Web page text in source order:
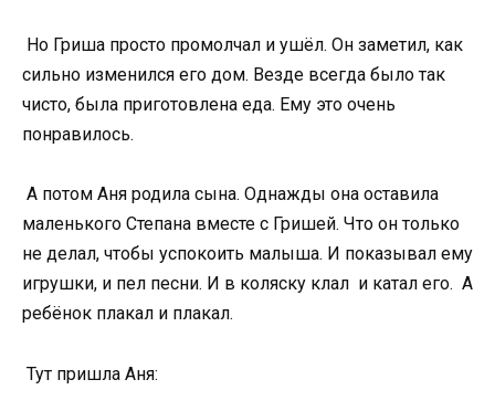
Но Гриша просто промолчал и ушёл. Он заметил, как
сильно изменился его дом. Везде всегда было так
чисто, была приготовлена еда. Ему это очень
понравилось.
А потом Аня родила сына. Однажды она оставила
маленького Степана вместе с Гришей. Что он только
не делал, чтобы успокоить малыша. И показывал ему
игрушки, и пел песни. И в коляску клал и катал его. А
ребёнок плакал и плакал.
Тут пришла Аня: